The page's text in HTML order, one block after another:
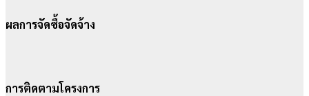
ผลการจัดซื้อจัดจ้าง
การติดตามโครงการ